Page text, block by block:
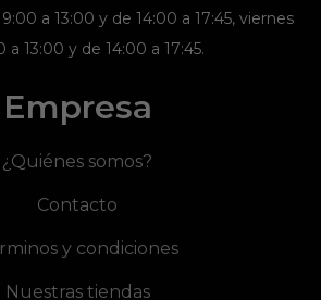
a 13:00 y de 14:00 a 17:45, viernes
a 13:00 y de 14:00 a 17:45.
Empresa
¿Quiénes somos?
Contacto
y condiciones
Nuestras tiendas